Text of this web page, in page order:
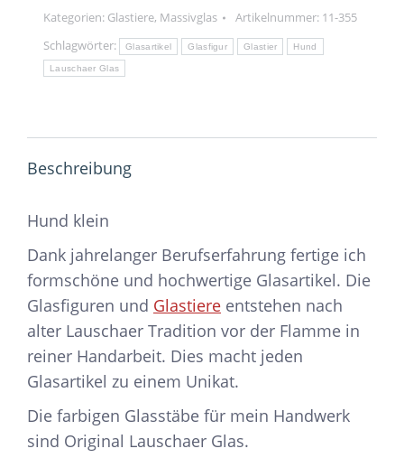
Kategorien: Glastiere, Massivglas Artikelnummer: 11-355
Schlagwörter:
Glasartikel Glasfigur Glastier Hund
Lauschaer Glas
Beschreibung
Hund klein
Dank jahrelanger Berufserfahrung fertige ich
formschöne und hochwertige Glasartikel. Die
Glasfiguren und Glastiere entstehen nach
alter Lauschaer Tradition vor der Flamme in
reiner Handarbeit. Dies macht jeden
Glasartikel zu einem Unikat.
Die farbigen Glasstäbe für mein Handwerk
sind Original Lauschaer Glas.